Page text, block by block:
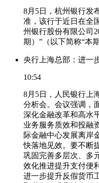
8月5日，杭州银行发
准，该行于近日在全
州银行股份有限公司
期）”（以下简称“本
央行上海总部：进一
10:54
8月5日，人民银行上
分析会。会议强调，
深化金融改革和高水
业务服务质效和投融
际金融中心发展离岸
快落地见效。要不断
巩固完善多层次、多
效化推进提升支付便
进一步提升反假货币